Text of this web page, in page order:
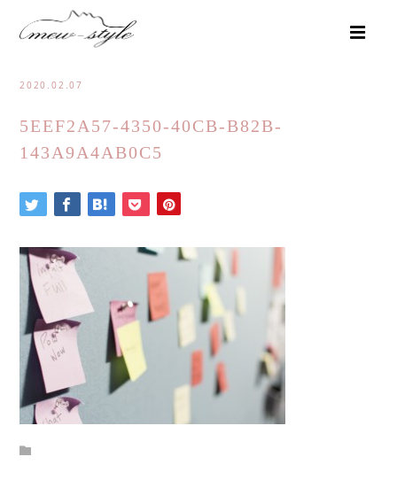
2020.02.07
5EEF2A57-4350-40CB-B82B-
143A9A4AB0C5